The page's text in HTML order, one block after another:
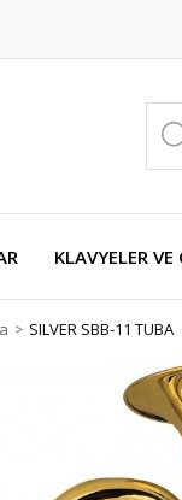
KLAVYELER VE
SILVER SBB-11 TUBA